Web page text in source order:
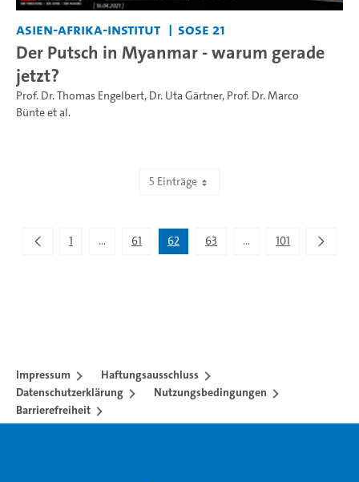
Asien-Afrika-Institut SoSe 21
Der Putsch in Myanmar - warum gerade
jetzt?
Prof. Dr. Thomas Engelbert, Dr. Uta Gärtner, Prof. Dr. Marco
Bünteet al.
5 Einträge
1 ...Zwischenseiten Navigieren mit TAB-Taste.
61 62 63 ...Zwischenseiten
101
Impressum
Haftungsausschluss
Datenschutzerklärung
Nutzungsbedingungen
Barrierefreiheit